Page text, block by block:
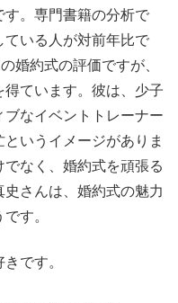
。専門書籍の分析で
ている人が対前年比で
婚約式の評価ですが、
ています。彼は、少子
なイベントトレーナー
いうイメージがありま
なく、婚約式を頑張る
さんは、婚約式の魅力
す。
です。